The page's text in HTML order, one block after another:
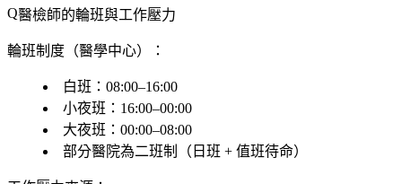
醫檢師的輪班與工作壓力
輪班制度（醫學中心）：
白班：08:00–16:00
小夜班：16:00–00:00
大夜班：00:00–08:00
部分醫院為二班制（日班 + 值班待命）